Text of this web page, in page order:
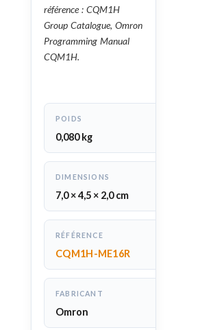
référence : CQM1H
Group Catalogue, Omron
Programming Manual
CQM1H.
POIDS
0,080 kg
DIMENSIONS
7,0 × 4,5 × 2,0 cm
RÉFÉRENCE
CQM1H-ME16R
FABRICANT
Omron